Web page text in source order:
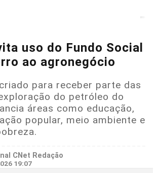
uso do Fundo Social
ao agronegócio
para receber parte das
do petróleo do
áreas como educação,
popular, meio ambiente e
CNet Redação
19:07